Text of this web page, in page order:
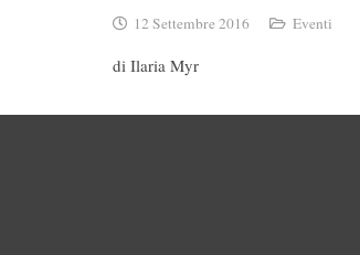
12 Settembre 2016 Eventi
di Ilaria Myr